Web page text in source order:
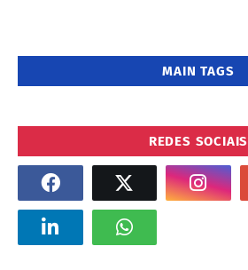
MAIN TAGS
REDES SOCIAIS